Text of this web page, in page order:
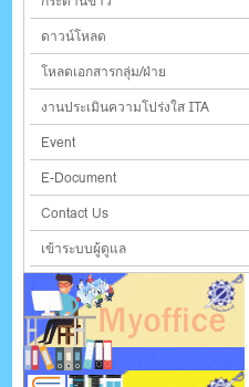
ดาวน์โหลด
โหลดเอกสารกลุ่ม/ฝ่าย
งานประเมินความโปร่งใส ITA
Event
E-Document
Contact Us
เข้าระบบผู้ดูแล